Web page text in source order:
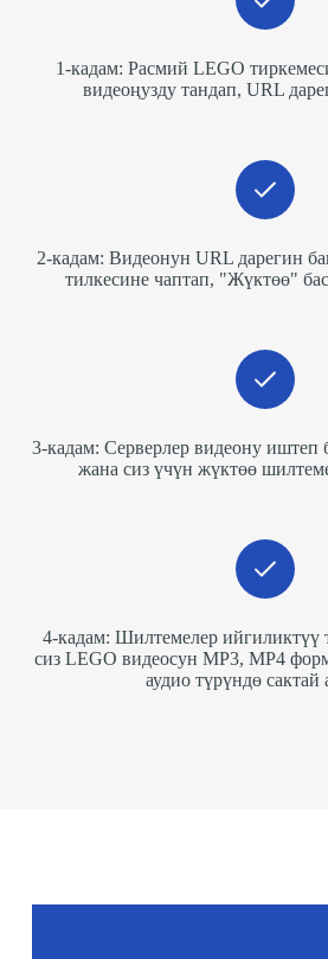
1-кадам: Расмий LEGO
видеоңузду тандап, URL
2-кадам: Видеонун URL дарегин
тилкесине чаптап, "Жүктөө"
3-кадам: Серверлер видеону иштеп
жана сиз үчүн жүктөө
4-кадам: Шилтемелер ийгиликтүү
сиз LEGO видеосун MP3, MP4
аудио түрүндө сактай